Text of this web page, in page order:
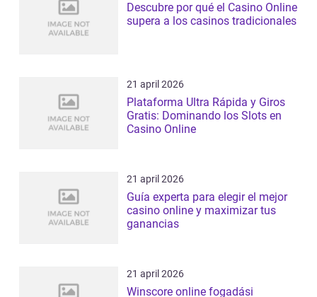
Descubre por qué el Casino Online
supera a los casinos tradicionales
21 april 2026
Plataforma Ultra Rápida y Giros
Gratis: Dominando los Slots en
Casino Online
21 april 2026
Guía experta para elegir el mejor
casino online y maximizar tus
ganancias
21 april 2026
Winscore online fogadási